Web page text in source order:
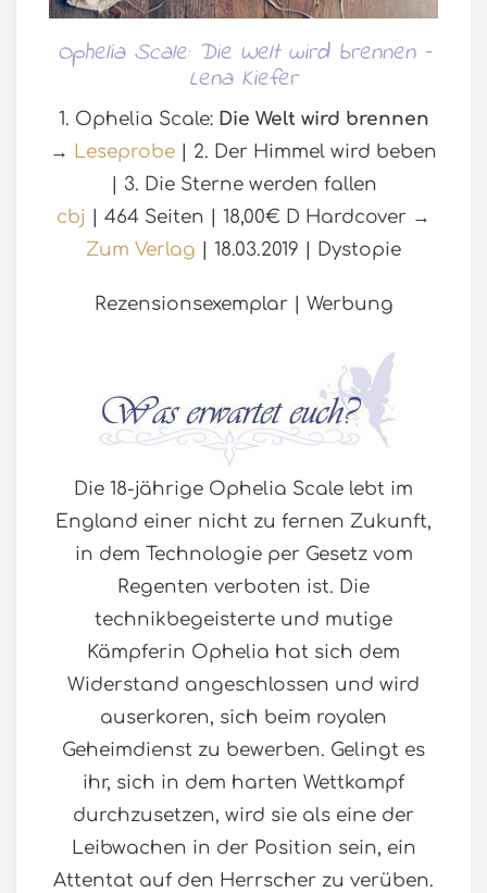
Ophelia Scale: Die Welt wird brennen –
Lena Kiefer
1. Ophelia Scale: Die Welt wird brennen
→ Leseprobe | 2. Der Himmel wird beben
| 3. Die Sterne werden fallen
cbj
| 464 Seiten | 18,00€ D Hardcover →
Zum Verlag | 18.03.2019 | Dystopie
Rezensionsexemplar | Werbung
Die 18-jährige Ophelia Scale lebt im
England einer nicht zu fernen Zukunft,
in dem Technologie per Gesetz vom
Regenten verboten ist. Die
technikbegeisterte und mutige
Kämpferin Ophelia hat sich dem
Widerstand angeschlossen und wird
auserkoren, sich beim royalen
Geheimdienst zu bewerben. Gelingt es
ihr, sich in dem harten Wettkampf
durchzusetzen, wird sie als eine der
Leibwachen in der Position sein, ein
Attentat auf den Herrscher zu verüben.